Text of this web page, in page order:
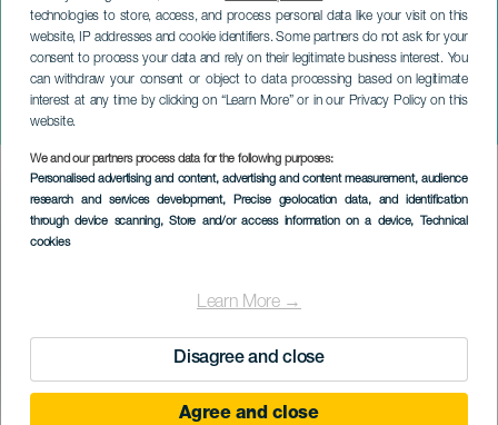
technologies to store, access, and process personal data like your visit on this
website, IP addresses and cookie identifiers. Some partners do not ask for your
consent to process your data and rely on their legitimate business interest. You
can withdraw your consent or object to data processing based on legitimate
interest at any time by clicking on “Learn More” or in our Privacy Policy on this
website.
We and our partners process data for the following purposes:
Personalised advertising and content, advertising and content measurement, audience
research and services development, Precise geolocation data, and identification
through device scanning, Store and/or access information on a device, Technical
cookies
Learn More →
Disagree and close
Agree and close
Nyårsaftonens fyrverkerier
och gatufest
LA GRACIOSA
Imagen
Listado